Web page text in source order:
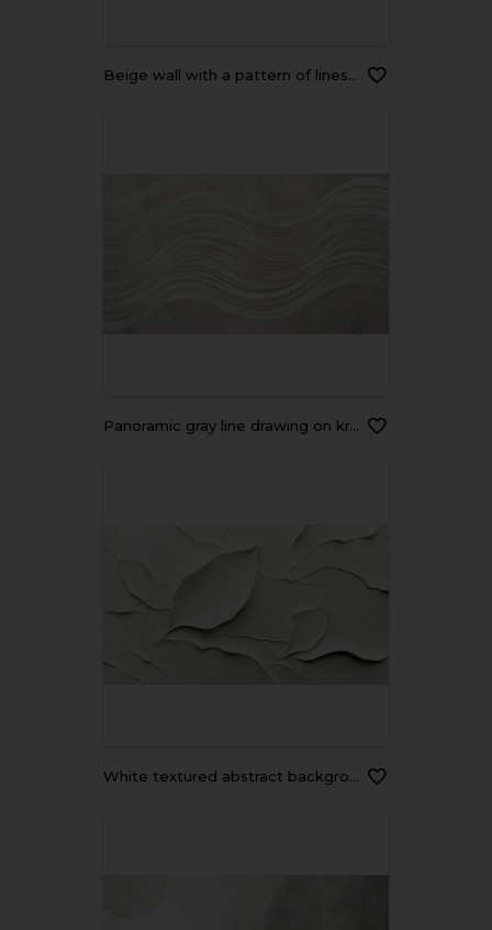
Beige wall with a pattern of lines and curves, white and brown colors, beige tone, minimalist abstract background
Panoramic gray line drawing on kraft paper texture with soft white light ideal for wide screen wallpaper design and flat rice grey surface effects Simple cement look for wall applications
White textured abstract background with leaf-like shapes.